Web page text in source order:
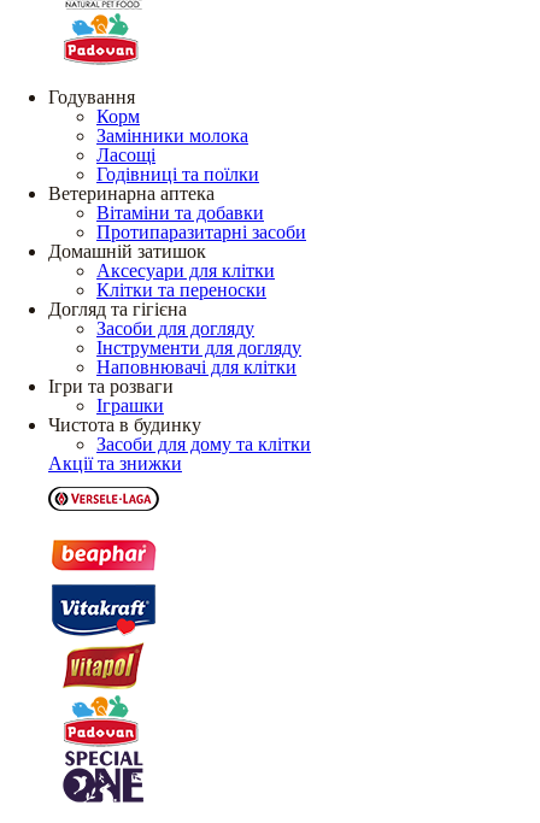
Годування
Корм
Замінники молока
Ласощі
Годівниці та поїлки
Ветеринарна аптека
Вітаміни та добавки
Протипаразитарні засоби
Домашній затишок
Аксесуари для клітки
Клітки та переноски
Догляд та гігієна
Засоби для догляду
Інструменти для догляду
Наповнювачі для клітки
Ігри та розваги
Іграшки
Чистота в будинку
Засоби для дому та клітки
Акції та знижки